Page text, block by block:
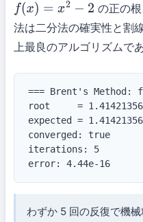
f(x)= x2−2
の正の
法は二分法の確実性と割
上最良のアルゴリズムであ
=== Brent's
root     =
expected =
converged: true
iterations: 5
error: 4.44e-16
わずか 5 回の反復で機